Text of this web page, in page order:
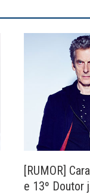
[RUMOR]
e 13º Doutor